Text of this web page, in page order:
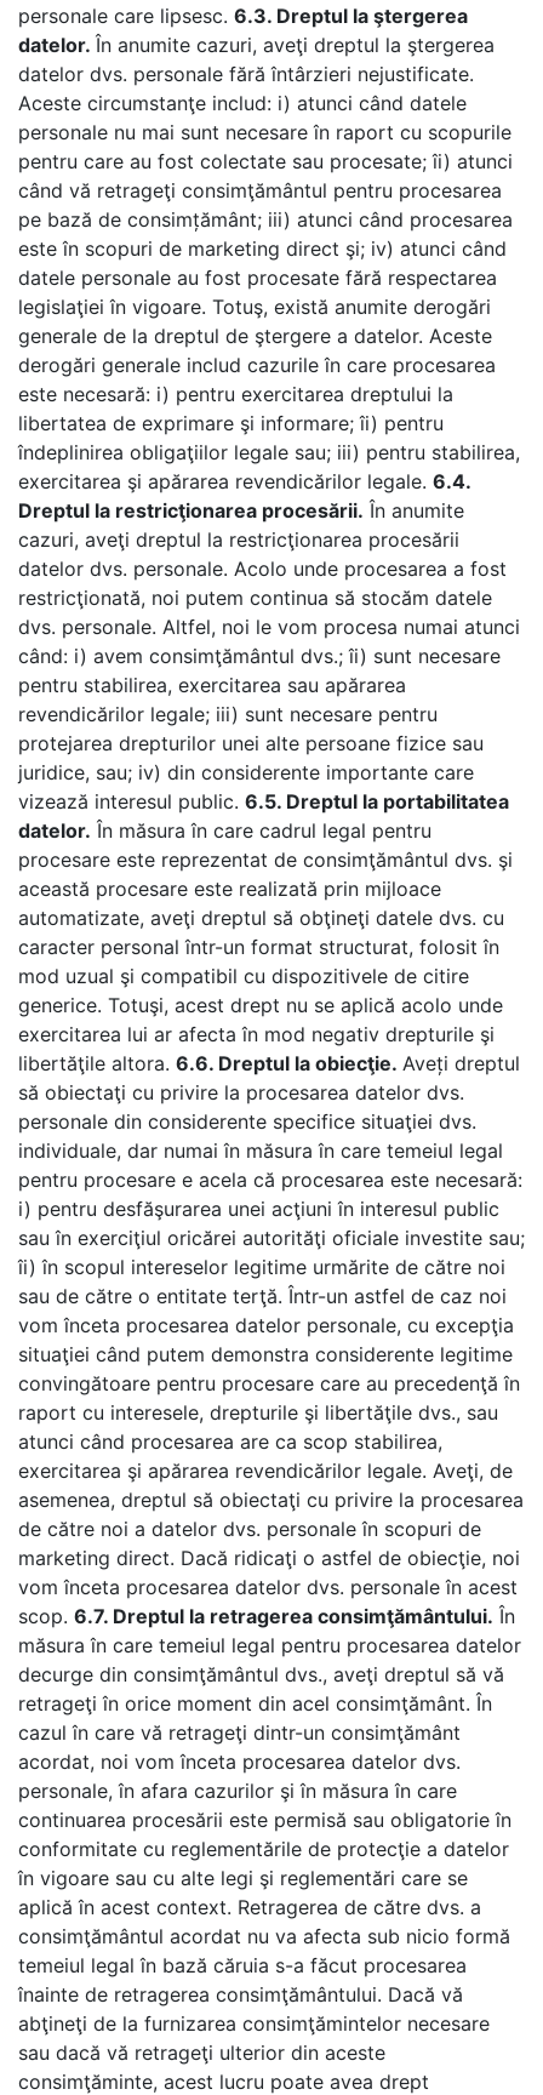
personale care lipsesc. 6.3. Dreptul la ştergerea
datelor. În anumite cazuri, aveţi dreptul la ştergerea
datelor dvs. personale fără întârzieri nejustificate.
Aceste circumstanţe includ: i) atunci când datele
personale nu mai sunt necesare în raport cu scopurile
pentru care au fost colectate sau procesate; îi) atunci
când vă retrageţi consimţământul pentru procesarea
pe bază de consimțământ; iii) atunci când procesarea
este în scopuri de marketing direct şi; iv) atunci când
datele personale au fost procesate fără respectarea
legislaţiei în vigoare. Totuş, există anumite derogări
generale de la dreptul de ştergere a datelor. Aceste
derogări generale includ cazurile în care procesarea
este necesară: i) pentru exercitarea dreptului la
libertatea de exprimare şi informare; îi) pentru
îndeplinirea obligaţiilor legale sau; iii) pentru stabilirea,
exercitarea şi apărarea revendicărilor legale. 6.4.
Dreptul la restricţionarea procesării. În anumite
cazuri, aveţi dreptul la restricţionarea procesării
datelor dvs. personale. Acolo unde procesarea a fost
restricţionată, noi putem continua să stocăm datele
dvs. personale. Altfel, noi le vom procesa numai atunci
când: i) avem consimţământul dvs.; îi) sunt necesare
pentru stabilirea, exercitarea sau apărarea
revendicărilor legale; iii) sunt necesare pentru
protejarea drepturilor unei alte persoane fizice sau
juridice, sau; iv) din considerente importante care
vizează interesul public. 6.5. Dreptul la portabilitatea
datelor. În măsura în care cadrul legal pentru
procesare este reprezentat de consimţământul dvs. şi
această procesare este realizată prin mijloace
automatizate, aveţi dreptul să obţineţi datele dvs. cu
caracter personal într-un format structurat, folosit în
mod uzual şi compatibil cu dispozitivele de citire
generice. Totuşi, acest drept nu se aplică acolo unde
exercitarea lui ar afecta în mod negativ drepturile şi
libertăţile altora. 6.6. Dreptul la obiecţie. Aveți dreptul
să obiectaţi cu privire la procesarea datelor dvs.
personale din considerente specifice situaţiei dvs.
individuale, dar numai în măsura în care temeiul legal
pentru procesare e acela că procesarea este necesară:
i) pentru desfăşurarea unei acţiuni în interesul public
sau în exerciţiul oricărei autorităţi oficiale investite sau;
îi) în scopul intereselor legitime urmărite de către noi
sau de către o entitate terţă. Într-un astfel de caz noi
vom înceta procesarea datelor personale, cu excepţia
situaţiei când putem demonstra considerente legitime
convingătoare pentru procesare care au precedenţă în
raport cu interesele, drepturile şi libertăţile dvs., sau
atunci când procesarea are ca scop stabilirea,
exercitarea şi apărarea revendicărilor legale. Aveţi, de
asemenea, dreptul să obiectaţi cu privire la procesarea
de către noi a datelor dvs. personale în scopuri de
marketing direct. Dacă ridicaţi o astfel de obiecţie, noi
vom înceta procesarea datelor dvs. personale în acest
scop. 6.7. Dreptul la retragerea consimţământului. În
măsura în care temeiul legal pentru procesarea datelor
decurge din consimţământul dvs., aveţi dreptul să vă
retrageţi în orice moment din acel consimţământ. În
cazul în care vă retrageţi dintr-un consimţământ
acordat, noi vom înceta procesarea datelor dvs.
personale, în afara cazurilor şi în măsura în care
continuarea procesării este permisă sau obligatorie în
conformitate cu reglementările de protecţie a datelor
în vigoare sau cu alte legi şi reglementări care se
aplică în acest context. Retragerea de către dvs. a
consimţământul acordat nu va afecta sub nicio formă
temeiul legal în bază căruia s-a făcut procesarea
înainte de retragerea consimţământului. Dacă vă
abţineţi de la furnizarea consimţămintelor necesare
sau dacă vă retrageţi ulterior din aceste
consimţăminte, acest lucru poate avea drept